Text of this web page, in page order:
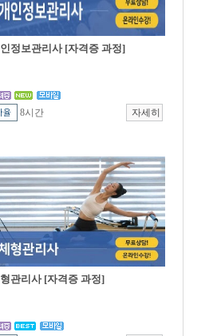
정보관리사 [자격증 과정]
8시간
관리사 [자격증 과정]